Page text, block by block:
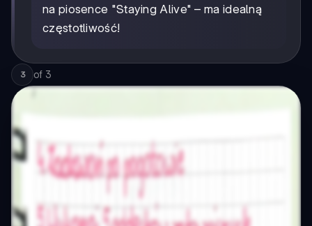
na piosence "Staying Alive" – ma idealną
częstotliwość!
3 of 3